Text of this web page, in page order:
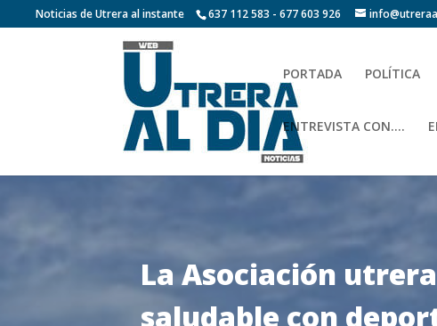
Noticias de Utrera al instante 637 112 583 - 677 603 926
PORTADA POLÍTICA
ENTREVISTA CON….
La Asociación
saludable con